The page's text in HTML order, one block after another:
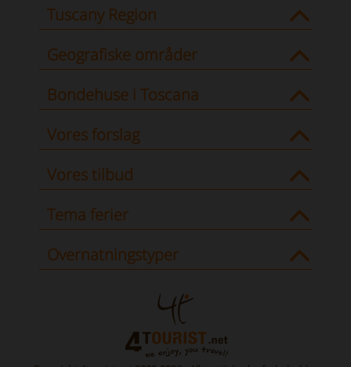
Tuscany Region
Geografiske områder
Bondehuse i Toscana
Vores forslag
Vores tilbud
Tema ferier
Overnatningstyper